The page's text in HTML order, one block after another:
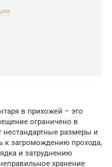
в прихожей – это
ограничено в
размеры и
к загромождению прохода,
и затруднению
хранение